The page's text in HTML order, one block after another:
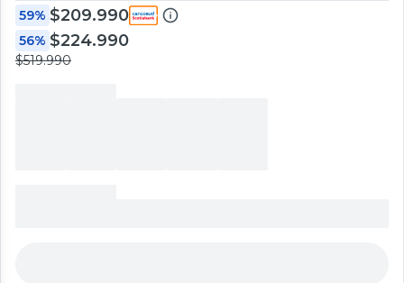
59% $209.990
56% $224.990
$519.990